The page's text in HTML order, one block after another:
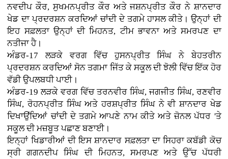
ਨਵਦੀਪ ਕੌਰ, ਸੁਖਮਨਪ੍ਰੀਤ ਕੌਰ ਅਤੇ ਜਸ਼ਨਪ੍ਰੀਤ ਕੌਰ ਨੇ ਸ਼ਾਨਦਾਰ
ਖੇਡ ਦਾ ਪ੍ਰਦਰਸ਼ਨ ਕਰਦਿਆਂ ਚਾਂਦੀ ਦੇ ਤਗਮੇ ਹਾਸਲ ਕੀਤੇ। ਉਨ੍ਹਾਂ ਦੀ
ਇਹ ਸਫ਼ਲਤਾ ਉਨ੍ਹਾਂ ਦੀ ਮਿਹਨਤ, ਟੀਮ ਭਾਵਨਾ ਅਤੇ ਸਮਰਪਣ ਦਾ
ਨਤੀਜਾ ਹੈ।
ਅੰਡਰ-17 ਲੜਕੇ ਵਰਗ ਵਿੱਚ ਹੁਸਨਪ੍ਰੀਤ ਸਿੰਘ ਨੇ ਬੇਹਤਰੀਨ
ਪ੍ਰਦਰਸ਼ਨ ਕਰਦਿਆਂ ਸੋਨ ਤਗਮਾ ਜਿੱਤ ਕੇ ਸਕੂਲ ਦੀ ਝੋਲੀ ਵਿੱਚ ਇੱਕ ਹੋਰ
ਵੱਡੀ ਉਪਲਬਧੀ ਪਾਈ।
ਅੰਡਰ-19 ਲੜਕੇ ਵਰਗ ਵਿੱਚ ਤਰਨਵੀਰ ਸਿੰਘ, ਜਗਜੀਤ ਸਿੰਘ, ਰਣਵੀਰ
ਸਿੰਘ, ਰੋਹਨਪ੍ਰੀਤ ਸਿੰਘ ਅਤੇ ਹਰਸ਼ਪ੍ਰੀਤ ਸਿੰਘ ਨੇ ਵੀ ਸ਼ਾਨਦਾਰ ਖੇਡ
ਦਿਖਾਉਂਦਿਆਂ ਚਾਂਦੀ ਦੇ ਤਗਮੇ ਆਪਣੇ ਨਾਮ ਕੀਤੇ ਅਤੇ ਜ਼ੋਨਲ ਪੱਧਰ 'ਤੇ
ਸਕੂਲ ਦੀ ਮਜ਼ਬੂਤ ਪਛਾਣ ਬਣਾਈ।
ਇਨ੍ਹਾਂ ਖਿਡਾਰੀਆਂ ਦੀ ਇਸ ਸ਼ਾਨਦਾਰ ਸਫ਼ਲਤਾ ਦਾ ਸਿਹਰਾ ਕਬੱਡੀ ਕੋਚ
ਸ੍ਰੀ ਗਗਨਦੀਪ ਸਿੰਘ ਦੀ ਮਿਹਨਤ, ਸਮਰਪਣ ਅਤੇ ਉੱਚ ਪੱਧਰੀ